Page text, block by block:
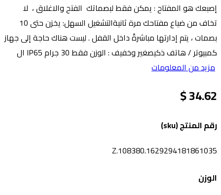
إصبعك هو المفتاح : يمكن فقط لبصماتك الفتح والاغلاق ، لا
تخاف من ضياع مفتاحك مرة ثانيةالتشغيل السهل: يخزن حتى 10
بصمات ، يتم إدارتها مباشرةً داخل القفل . ليست هناك حاجة إلى جهاز
كمبيوتر / هاتف ذكيصغير وخفيف : الوزن فقط 30 جرام IP65 ال
مزيد من المعلومات
34.62 $
رقم المنتج (sku)
Z.108380.1629294181861035
الوزن